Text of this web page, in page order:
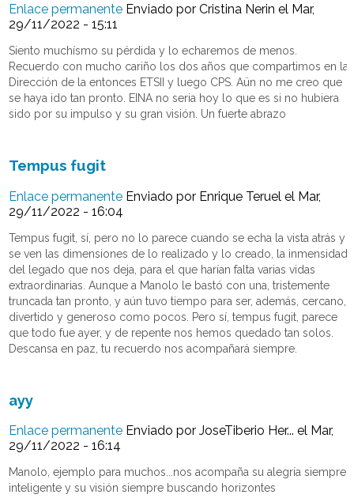
Enlace permanente Enviado porCristina Nerin el Mar,
29/11/2022 - 15:11
Siento muchísmo su pérdida y lo echaremos de menos.
Recuerdo con mucho cariño los dos años que compartimos en la
Dirección de la entonces ETSII y luego CPS. Aün no me creo que
se haya ido tan pronto. EINA no seria hoy lo que es si no hubiera
sido por su impulso y su gran visión. Un fuerte abrazo
Tempus fugit
Enlace permanente Enviado por Enrique Teruel el Mar,
29/11/2022 - 16:04
Tempus fugit, sí, pero no lo parece cuando se echa la vista atrás y
se ven las dimensiones de lo realizado y lo creado, la inmensidad
del legado que nos deja, para el que harían falta varias vidas
extraordinarias. Aunque a Manolo le bastó con una, tristemente
truncada tan pronto, y aún tuvo tiempo para ser, además, cercano,
divertido y generoso como pocos. Pero sí, tempus fugit, parece
que todo fue ayer, y de repente nos hemos quedado tan solos.
Descansa en paz, tu recuerdo nos acompañará siempre.
ayy
Enlace permanente Enviado porJoseTiberio Her... el Mar,
29/11/2022 - 16:14
Manolo, ejemplo para muchos...nos acompaña su alegría siempre
inteligente y su visión siempre buscando horizontes